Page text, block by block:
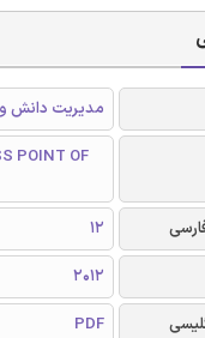
مدیریت دانش و
POINT OF
12
2012
PDF